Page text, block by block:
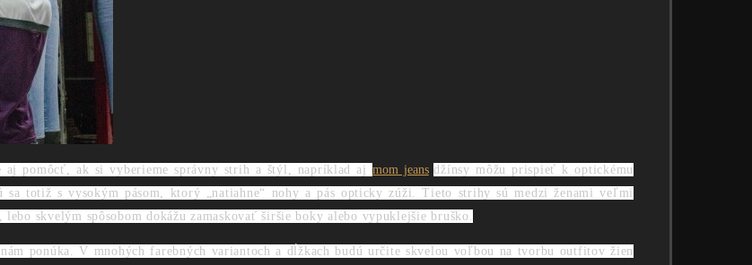
aj pomôcť, ak si vyberieme správny strih a štýl, napríklad ajmom jeans džínsy môžu prispieť k optickému
totiž s vysokým pásom, ktorý „natiahne“ nohy a pás opticky zúži. Tieto strihy sú medzi ženami veľmi
skvelým spôsobom dokážu zamaskovať širšie boky alebo vypuklejšie bruško.
ponúka. V mnohých farebných variantoch a dĺžkach budú určite skvelou voľbou na tvorbu outfitov žien